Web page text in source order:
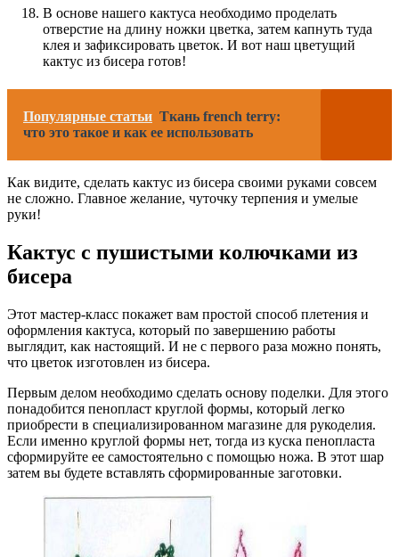
В основе нашего кактуса необходимо проделать
отверстие на длину ножки цветка, затем капнуть туда
клея и зафиксировать цветок. И вот наш цветущий
кактус из бисера готов!
Популярные статьи Ткань french terry:
что это такое и как ее использовать
Как видите, сделать кактус из бисера своими руками совсем
не сложно. Главное желание, чуточку терпения и умелые
руки!
Кактус с пушистыми колючками из
бисера
Этот мастер-класс покажет вам простой способ плетения и
оформления кактуса, который по завершению работы
выглядит, как настоящий. И не с первого раза можно понять,
что цветок изготовлен из бисера.
Первым делом необходимо сделать основу поделки. Для этого
понадобится пенопласт круглой формы, который легко
приобрести в специализированном магазине для рукоделия.
Если именно круглой формы нет, тогда из куска пенопласта
сформируйте ее самостоятельно с помощью ножа. В этот шар
затем вы будете вставлять сформированные заготовки.